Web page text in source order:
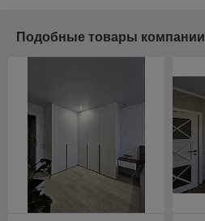
Подобные товары компании